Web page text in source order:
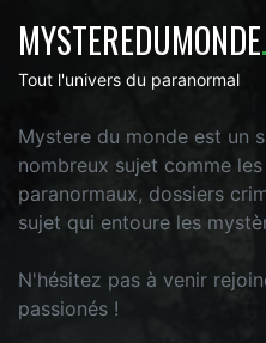
MYSTEREDUMONDE
Tout l'univers du paranormal
Mystere du monde est un
nombreux sujet comme
paranormaux, dossiers
sujet qui entoure les
N'hésitez pas à venir
passionés !